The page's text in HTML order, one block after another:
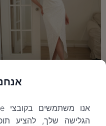
הגלישה שלך, להציע